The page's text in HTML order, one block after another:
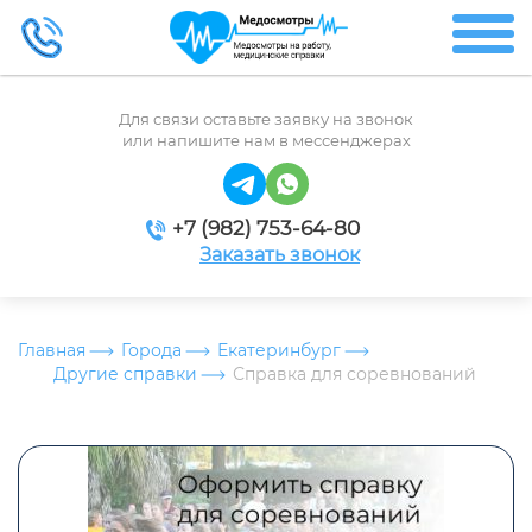
Для связи оставьте заявку на звонок
или напишите нам в мессенджерах
+7 (982) 753-64-80
Заказать звонок
Главная Города
Екатеринбург
Другие справки
Справка для соревнований